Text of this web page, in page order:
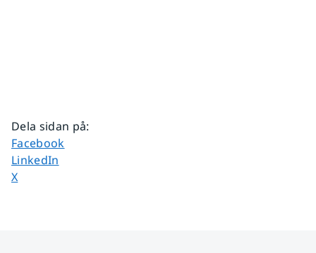
Dela sidan på:
Dela sidan på
Facebook
Dela sidan på
LinkedIn
Dela sidan på
X